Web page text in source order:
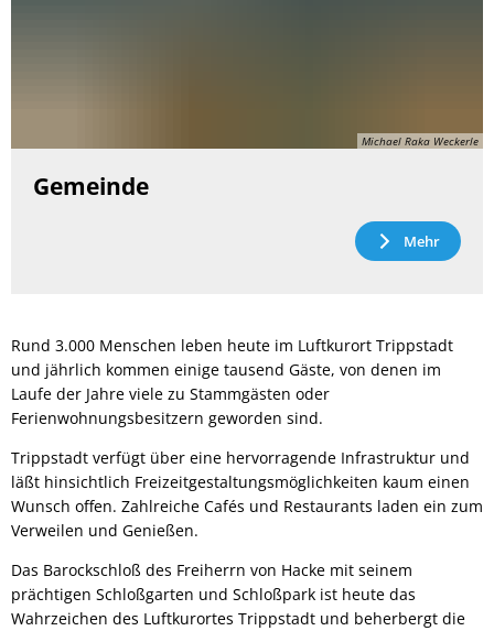
Michael Raka Weckerle
Gemeinde
Mehr
Rund 3.000 Menschen leben heute im Luftkurort Trippstadt
und jährlich kommen einige tausend Gäste, von denen im
Laufe der Jahre viele zu Stammgästen oder
Ferienwohnungsbesitzern geworden sind.
Trippstadt verfügt über eine hervorragende Infrastruktur und
läßt hinsichtlich Freizeitgestaltungsmöglichkeiten kaum einen
Wunsch offen. Zahlreiche Cafés und Restaurants laden ein zum
Verweilen und Genießen.
Das Barockschloß des Freiherrn von Hacke mit seinem
prächtigen Schloßgarten und Schloßpark ist heute das
Wahrzeichen des Luftkurortes Trippstadt und beherbergt die